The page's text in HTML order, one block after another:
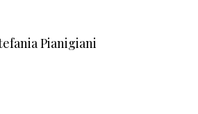
Pianigiani